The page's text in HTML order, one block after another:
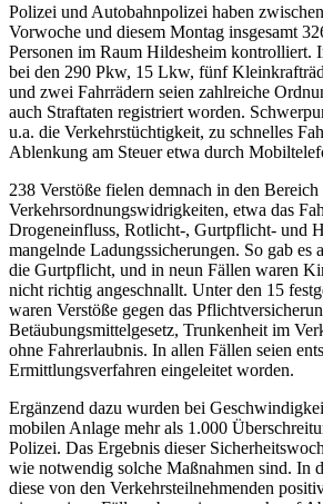
Polizei und Autobahnpolizei haben
Vorwoche und diesem Montag insgesamt
Personen im Raum Hildesheim kontrolliert.
bei den 290 Pkw, 15 Lkw, fünf
und zwei Fahrrädern seien zahlreiche
auch Straftaten registriert worden.
u.a. die Verkehrstüchtigkeit, zu schnelles
Ablenkung am Steuer etwa durch
238 Verstöße fielen demnach in den Bereich
Verkehrsordnungswidrigkeiten, etwa das
Drogeneinfluss, Rotlicht-, Gurtpflicht- und
mangelnde Ladungssicherungen. So gab es
die Gurtpflicht, und in neun Fällen waren
nicht richtig angeschnallt. Unter den 15
waren Verstöße gegen das
Betäubungsmittelgesetz, Trunkenheit im
ohne Fahrerlaubnis. In allen Fällen seien
Ermittlungsverfahren eingeleitet worden.
Ergänzend dazu wurden bei
mobilen Anlage mehr als 1.000
Polizei. Das Ergebnis dieser
wie notwendig solche Maßnahmen sind. In
diese von den Verkehrsteilnehmenden